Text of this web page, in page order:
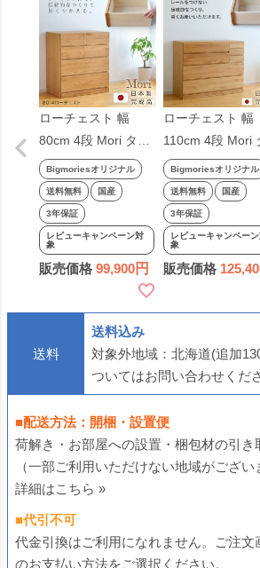
ローチェスト 幅
80cm 4段 Mori タン
ス チェスト 完成品
国産 日本製 天然木
小物収納 たんす フ
ォースター アルダー
材 子供 シンプル 木
製 ナチュラル 丈夫
Bigmoriesオリジナル
送料無料 国産
3年保証
レビューキャンペーン対
象
販売価格 99,900
ローチェスト 幅
110cm 4段 Mori
ス チェスト 完成
国産 日本製 天然
小物収納 たんす
ォースター アル
材 子供 シンプル
製 ナチュラル 丈
Bigmoriesオリジナル
送料無料 国産
3年保証
レビューキャンペー
象
販売価格
送料
送料込み
対象外地域：北海道(追加
ついてはお問い合わせくだ
■配送方法：開梱・設置便
荷解き・お部屋への設置・梱包材の引き
（一部ご利用いただけない地域がござい
詳細はこちら »
■代引不可
代金引換はご利用になれません。ご注文
のお支払い方法をご選択ください。